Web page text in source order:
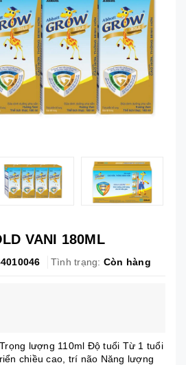
VANI 180ML
Tình trạng: Còn hàng
lượng 110ml Độ tuổi Từ 1 tuổi
chiều cao, trí não Năng lượng